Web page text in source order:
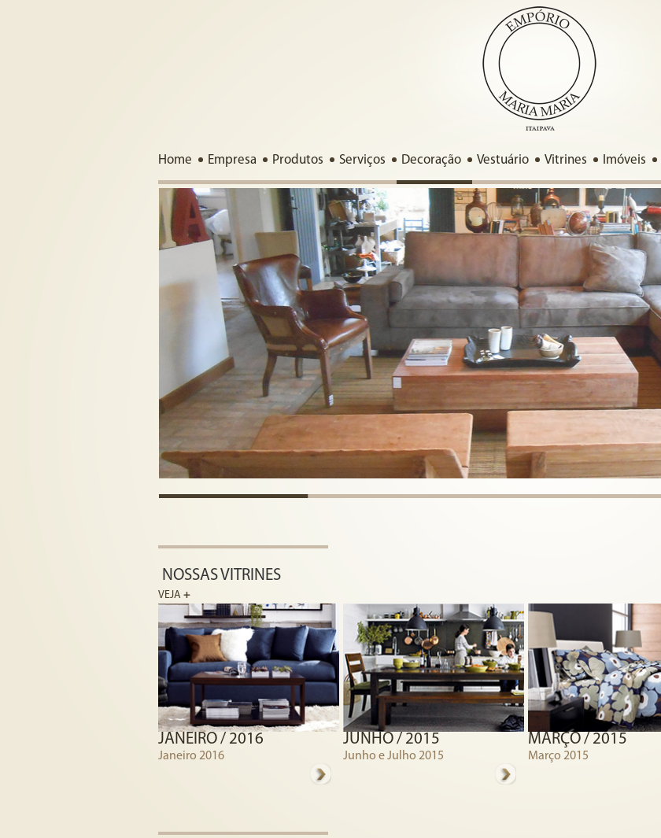
Home Empresa Produtos Serviços Decoração Vestuário Vitrines Imóveis
NOSSAS VITRINES
VEJA +
JANEIRO / 2016
Janeiro 2016
JUNHO / 2015
Junho e Julho 2015
MARÇO / 2015
Março 2015